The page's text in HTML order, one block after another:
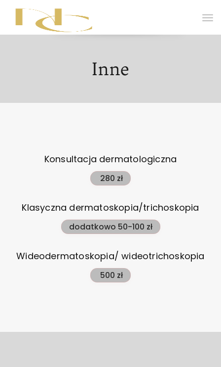
Inne
Konsultacja dermatologiczna
280 zł
Klasyczna dermatoskopia/trichoskopia
dodatkowo 50-100 zł
Wideodermatoskopia/ wideotrichoskopia
500 zł